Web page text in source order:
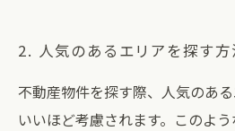
2. 人気のあるエリアを探す方
不動産物件を探す際、人気のあ
いいほど考慮されます。このよ